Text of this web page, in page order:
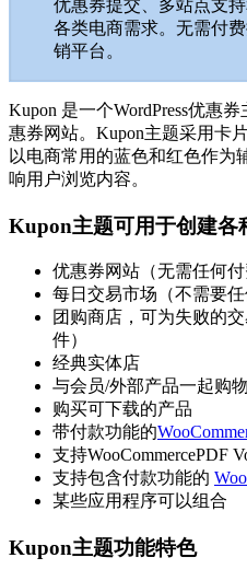
优惠券提交、多站点支
各类电商需求。无需付
销平台。
Kupon 是一个WordPress优惠
惠券网站。Kupon主题采用卡
以电商常用的蓝色和红色作为
响用户浏览内容。
Kupon主题可用于创建各
优惠券网站（无需任何付
每日交易市场（不需要任
团购商店，可为失败的
件）
经典实体店
与会员/外部产品一起购物
购买可下载的产品
带付款功能的
支持WooCommercePDF
支持包含付款功能的
某些应用程序可以组合
Kupon主题功能特色